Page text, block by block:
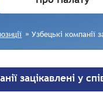
» Узбецькі компанії
зацікавлені у